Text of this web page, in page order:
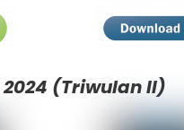
(Triwulan II)